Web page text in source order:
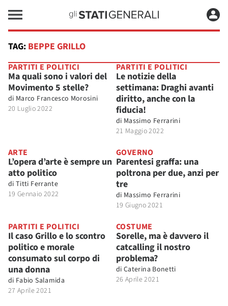
TAG: BEPPE GRILLO
PARTITI E POLITICI
Ma quali sono i valori del
Movimento 5 stelle?
di Marco Francesco Morosini
20 Luglio 2022
PARTITI E POLITICI
Le notizie della
settimana: Draghi avanti
diritto, anche con la
fiducia!
di Massimo Ferrarini
21 Maggio 2022
ARTE
L’opera d’arte è sempre un
atto politico
di Titti Ferrante
19 Gennaio 2022
GOVERNO
Parentesi graffa: una
poltrona per due, anzi per
tre
di Massimo Ferrarini
19 Giugno 2021
PARTITI E POLITICI
Il caso Grillo e lo scontro
politico e morale
consumato sul corpo di
una donna
di Fabio Salamida
27 Aprile 2021
COSTUME
Sorelle, ma è davvero il
catcalling il nostro
problema?
di Caterina Bonetti
26 Aprile 2021